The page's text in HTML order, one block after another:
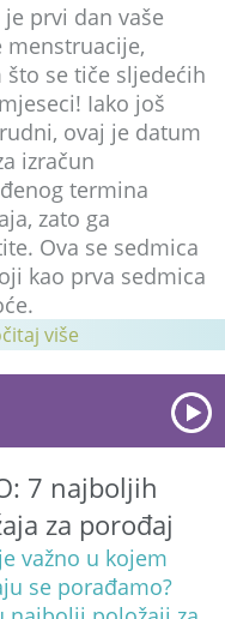
je prvi dan vaše
menstruacije,
što se tiče sljedećih
Iako još
ovaj je datum
izračun
termina
zato ga
Ova se sedmica
kao prva sedmica
više
7 najboljih
za porođaj
važno u kojem
se porađamo?